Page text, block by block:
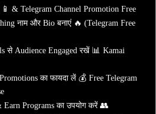
& Telegram Channel Promotion Free
नाम और Bio बनाएं 🔥 (Telegram Free
से Audience Engaged रखें 📊 Kamai
का फायदा लें 💰 Free Telegram
Programs का उपयोग करें 👥